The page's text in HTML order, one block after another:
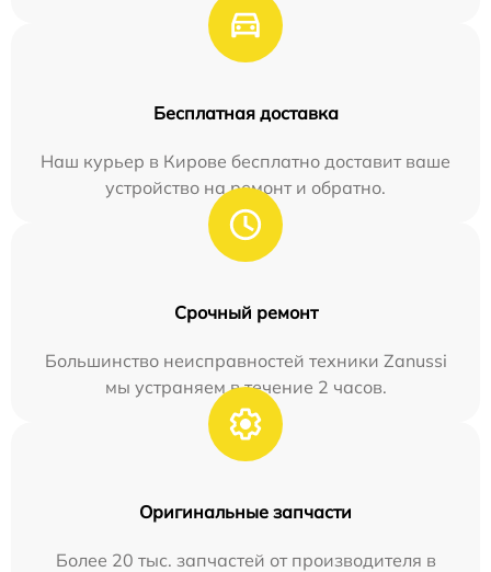
Бесплатная доставка
Наш курьер в Кирове бесплатно доставит ваше
устройство на ремонт и обратно.
Срочный ремонт
Большинство неисправностей техники Zanussi
мы устраняем в течение 2 часов.
Оригинальные запчасти
Более 20 тыс. запчастей от производителя в